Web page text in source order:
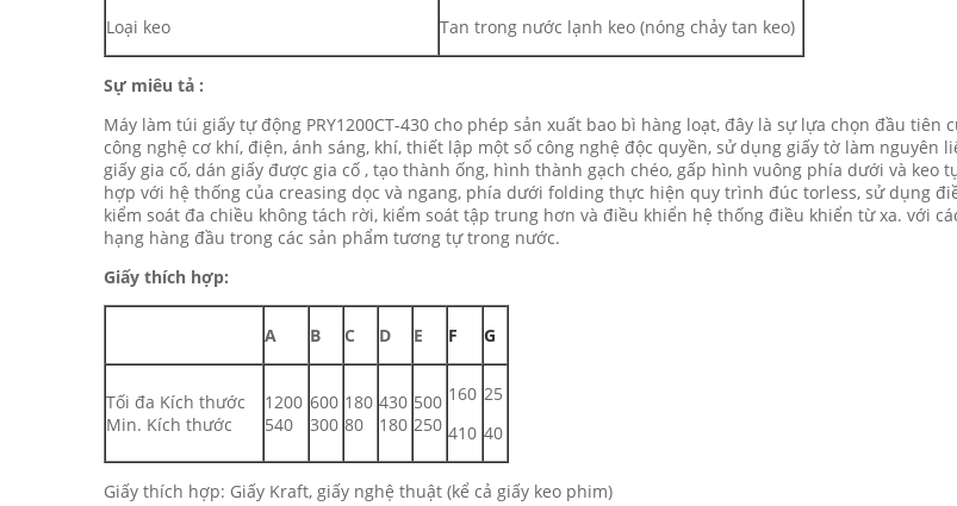
Loại keo Tan trong nước lạnh keo (nóng chảy tan keo)
Sự miêu tả :
Máy làm túi giấy tự động PRY1200CT-430 cho phép sản xuất bao bì hàng loạt, đây là sự lựa chọn đầu
công nghệ cơ khí, điện, ánh sáng, khí, thiết lập một số công nghệ độc quyền, sử dụng giấy tờ làm nguyên
giấy gia cố, dán giấy được gia cố , tạo thành ống, hình thành gạch chéo, gấp hình vuông phía dưới và keo
hợp với hệ thống của creasing dọc và ngang, phía dưới folding thực hiện quy trình đúc torless, sử dụng
kiểm soát đa chiều không tách rời, kiểm soát tập trung hơn và điều khiển hệ thống điều khiển từ xa. với
hạng hàng đầu trong các sản phẩm tương tự trong nước.
Giấy thích hợp:
A B C D E F G
Tối đa Kích thước
Min. Kích thước
1200
540
600
300
180
80
430
180
500
250
160
410
25
40
Giấy thích hợp: Giấy Kraft, giấy nghệ thuật (kể cả giấy keo phim)